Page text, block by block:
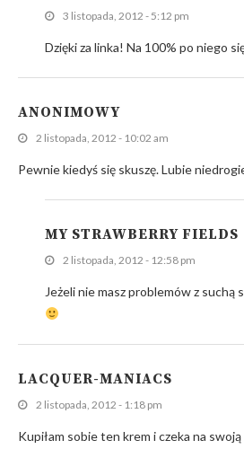
3 listopada, 2012 - 5:12 pm
Dzięki za linka! Na 100% po niego
ANONIMOWY
2 listopada, 2012 - 10:02 am
Pewnie kiedyś się skuszę. Lubie
MY STRAWBERRY FIELDS
2 listopada, 2012 - 12:58 pm
Jeżeli nie masz problemów z suchą
LACQUER-MANIACS
2 listopada, 2012 - 1:18 pm
Kupiłam sobie ten krem i czeka na